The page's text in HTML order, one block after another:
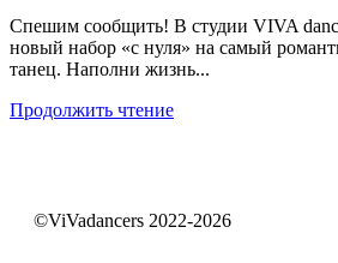
Спешим сообщить! В студии VIVA
новый набор «с нуля» на самый
танец. Наполни жизнь...
Продолжить чтение
©ViVadancers 2022-2026